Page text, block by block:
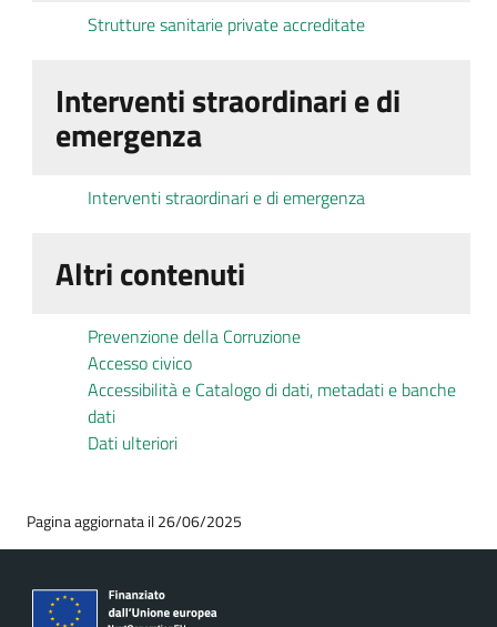
Strutture sanitarie private accreditate
Interventi straordinari e di
emergenza
Interventi straordinari e di emergenza
Altri contenuti
Prevenzione della Corruzione
Accesso civico
Accessibilità e Catalogo di dati, metadati e banche
dati
Dati ulteriori
Pagina aggiornata il 26/06/2025